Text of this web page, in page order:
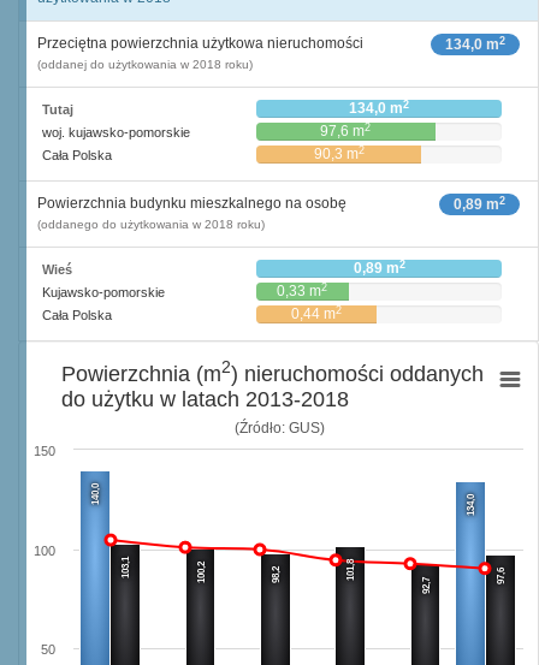
134,0 m2
Przeciętna powierzchnia użytkowa nieruchomości
(oddanej do użytkowania w 2018 roku)
Tutaj 134,0 m2
woj. kujawsko-pomorskie 97,6 m2
Cała Polska 90,3 m2
0,89 m2
Powierzchnia budynku mieszkalnego na osobę
(oddanego do użytkowania w 2018 roku)
Wieś 0,89 m2
Kujawsko-pomorskie 0,33 m2
Cała Polska 0,44 m2
(Źródło: GUS)
140,0 134,0
103,1 100,2 98,2 101,8
92,7
97,6
50
100
150
Powierzchnia (m2) nieruchomości oddanych
do użytku w latach 2013-2018